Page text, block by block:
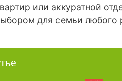
или аккуратной
для семьи любого